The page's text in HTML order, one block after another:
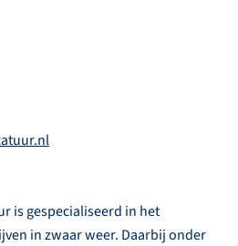
is gespecialiseerd in het
in zwaar weer. Daarbij onder